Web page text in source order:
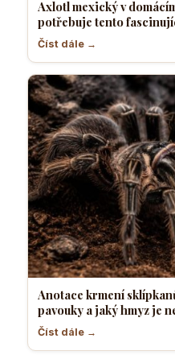
Axlotl mexický v
potřebuje tento
Číst dále →
Anotace krmení
pavouky a jaký hmyz je
Číst dále →